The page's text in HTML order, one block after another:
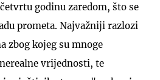
godinu zaredom, što se
prometa. Najvažniji razlozi
zbog kojeg su mnoge
vrijednosti, te